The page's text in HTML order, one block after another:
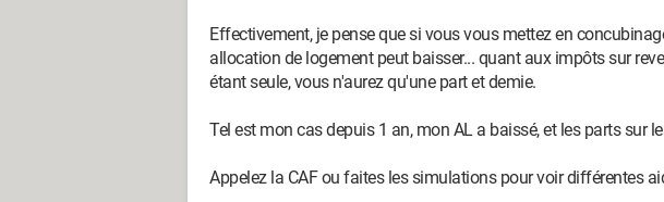
Effectivement, je pense que si vous vous mettez en
allocation de logement peut baisser... quant aux impôts sur
étant seule, vous n'aurez qu'une part et demie.
Tel est mon cas depuis 1 an, mon AL a baissé, et les parts sur
Appelez la CAF ou faites les simulations pour voir différentes